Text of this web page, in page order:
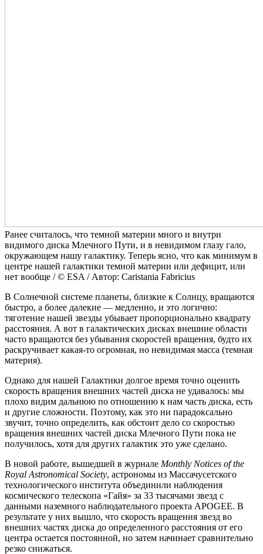
Ранее считалось, что темной материи много и внутри
видимого диска Млечного Пути, и в невидимом глазу гало,
окружающем нашу галактику. Теперь ясно, что как минимум в
центре нашей галактики темной материи или дефицит, или
нет вообще / © ESA / Автор: Caristania Fabricius
В Солнечной системе планеты, близкие к Солнцу, вращаются
быстро, а более далекие — медленно, и это логично:
тяготение нашей звезды убывает пропорционально квадрату
расстояния. А вот в галактических дисках внешние области
часто вращаются без убывания скоростей вращения, будто их
раскручивает какая-то огромная, но невидимая масса (темная
материя).
Однако для нашей Галактики долгое время точно оценить
скорость вращения внешних частей диска не удавалось: мы
плохо видим дальнюю по отношению к нам часть диска, есть
и другие сложности. Поэтому, как это ни парадоксально
звучит, точно определить, как обстоит дело со скоростью
вращения внешних частей диска Млечного Пути пока не
получилось, хотя для других галактик это уже сделано.
В новой работе, вышедшей в журнале Monthly Notices of the
Royal Astronomical Society, астрономы из Массачусетского
технологического института объединили наблюдения
космического телескопа «Гайя» за 33 тысячами звезд с
данными наземного наблюдательного проекта APOGEE. В
результате у них вышло, что скорость вращения звезд во
внешних частях диска до определенного расстояния от его
центра остается постоянной, но затем начинает сравнительно
резко снижаться.